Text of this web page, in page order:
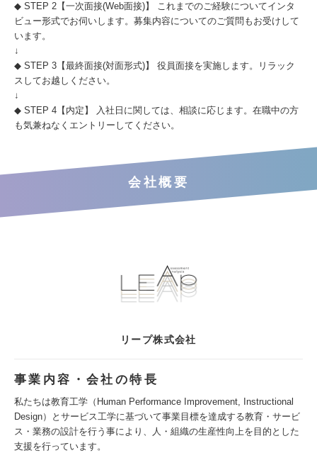
◆ STEP 2【一次面接(Web面接)】 これまでのご経験についてインタ
ビュー形式でお伺いします。募集内容についてのご質問もお受けして
います。
↓
◆ STEP 3【最終面接(対面形式)】 役員面接を実施します。リラック
スしてお越しください。
↓
◆ STEP 4【内定】 入社日に関しては、相談に応じます。在職中の方
も気兼ねなくエントリーしてください。
会社概要
リープ株式会社
事業内容・会社の特長
私たちは教育工学（Human Performance Improvement, Instructional
Design）とサービス工学に基づいて事業目標を達成する教育・サービ
ス・業務の設計を行う事により、人・組織の生産性向上を目的とした
支援を行っています。